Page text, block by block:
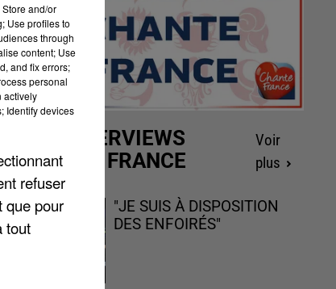
LES INTERVIEWS
CHANTE FRANCE
Voir
plus
"JE SUIS À DISPOSITION
DES ENFOIRÉS"
and/or
Use profiles to
through
content; Use
and fix errors;
personal
actively
Identify devices
refuser
que pour
tout